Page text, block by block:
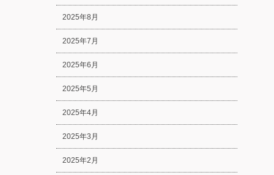
2025年8月
2025年7月
2025年6月
2025年5月
2025年4月
2025年3月
2025年2月